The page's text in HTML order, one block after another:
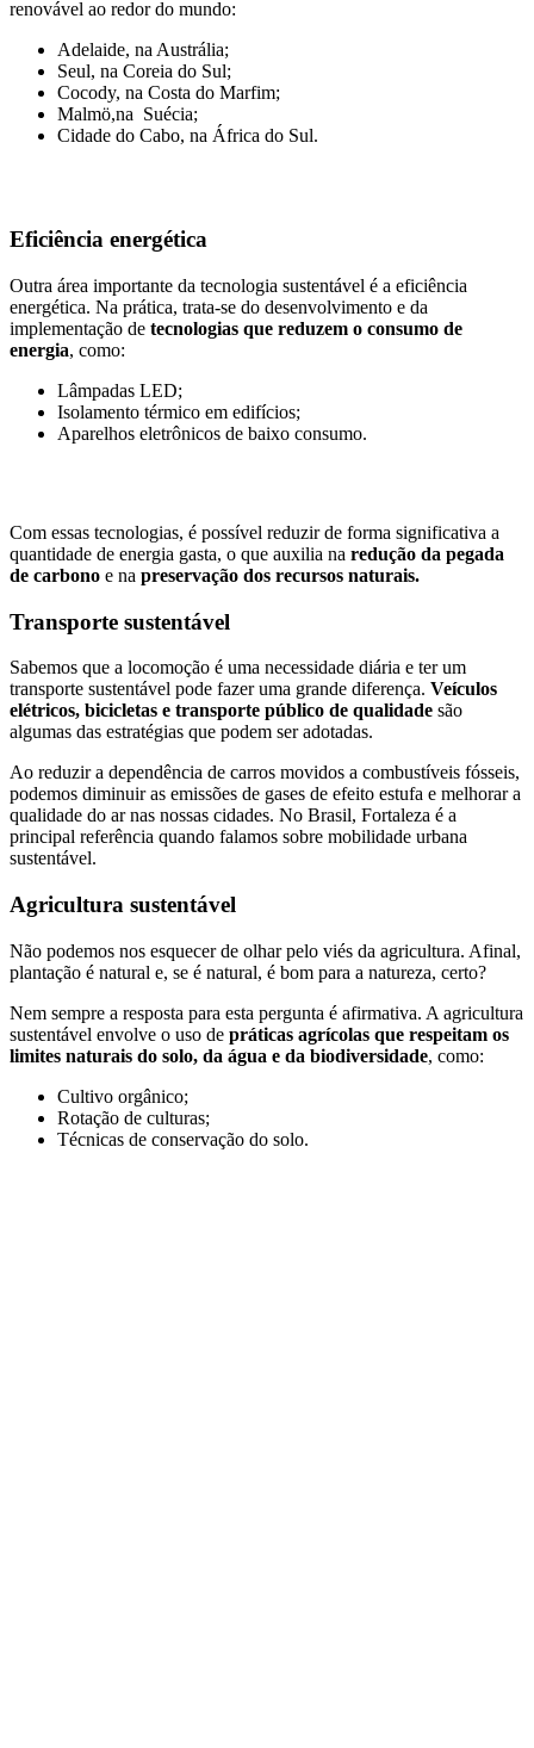
renovável ao redor do mundo:
Adelaide, na Austrália;
Seul, na Coreia do Sul;
Cocody, na Costa do Marfim;
Malmö,na Suécia;
Cidade do Cabo, na África do Sul.
Eficiência energética
Outra área importante da tecnologia sustentável é a eficiência
energética. Na prática, trata-se do desenvolvimento e da
implementação de tecnologias que reduzem o consumo de
energia, como:
Lâmpadas LED;
Isolamento térmico em edifícios;
Aparelhos eletrônicos de baixo consumo.
Com essas tecnologias, é possível reduzir de forma significativa a
quantidade de energia gasta, o que auxilia na redução da pegada
de carbono e na preservação dos recursos naturais.
Transporte sustentável
Sabemos que a locomoção é uma necessidade diária e ter um
transporte sustentável pode fazer uma grande diferença. Veículos
elétricos, bicicletas e transporte público de qualidade são
algumas das estratégias que podem ser adotadas.
Ao reduzir a dependência de carros movidos a combustíveis fósseis,
podemos diminuir as emissões de gases de efeito estufa e melhorar a
qualidade do ar nas nossas cidades. No Brasil, Fortaleza é a
principal referência quando falamos sobre mobilidade urbana
sustentável.
Agricultura sustentável
Não podemos nos esquecer de olhar pelo viés da agricultura. Afinal,
plantação é natural e, se é natural, é bom para a natureza, certo?
Nem sempre a resposta para esta pergunta é afirmativa. A agricultura
sustentável envolve o uso de práticas agrícolas que respeitam os
limites naturais do solo, da água e da biodiversidade, como:
Cultivo orgânico;
Rotação de culturas;
Técnicas de conservação do solo.